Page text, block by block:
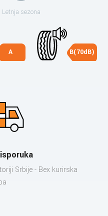
Letnja sezona
A B(70dB)
Srbije - Bex kurirska